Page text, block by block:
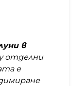
в
отделни
е